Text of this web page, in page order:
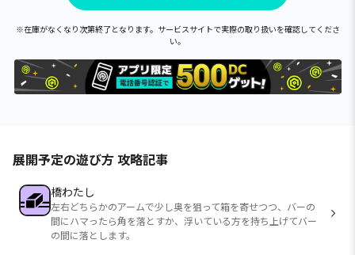
※在庫がなくなり次第終了となります。サービスサイトで実際の取り扱いを確認してくださ
い。
展開予定の遊び方 攻略記事
橋わたし
左右どちらかのアームで少し奥を狙って箱を寄せつつ、バーの
間にハマったら角を落とすか、浮いている方を持ち上げてバー
の間に落とします。